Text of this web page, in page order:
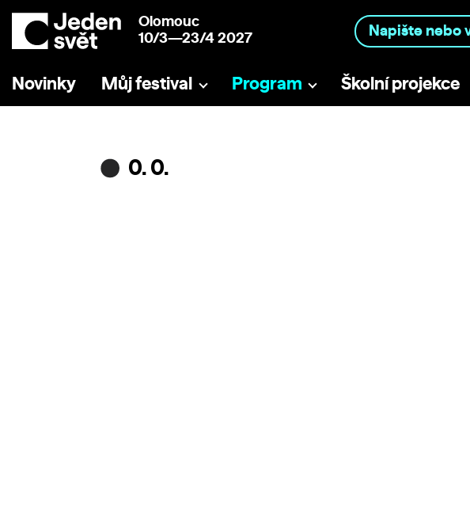
Olomouc
10/3—23/4 2027
Novinky Můj festival Program Školní projekce
0. 0.